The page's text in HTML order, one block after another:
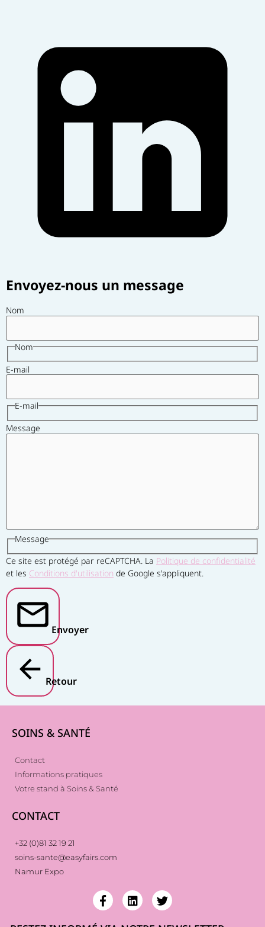
Envoyez-nous un message
Nom
Nom
E-mail
E-mail
Message
Message
Ce site est protégé par reCAPTCHA. La Politique de confidentialité
et les Conditions d'utilisation de Google s'appliquent.
Envoyer
Retour
SOINS & SANTÉ
Contact
Informations pratiques
Votre stand à Soins & Santé
CONTACT
+32 (0)81 32 19 21
soins-sante@easyfairs.com
Namur Expo